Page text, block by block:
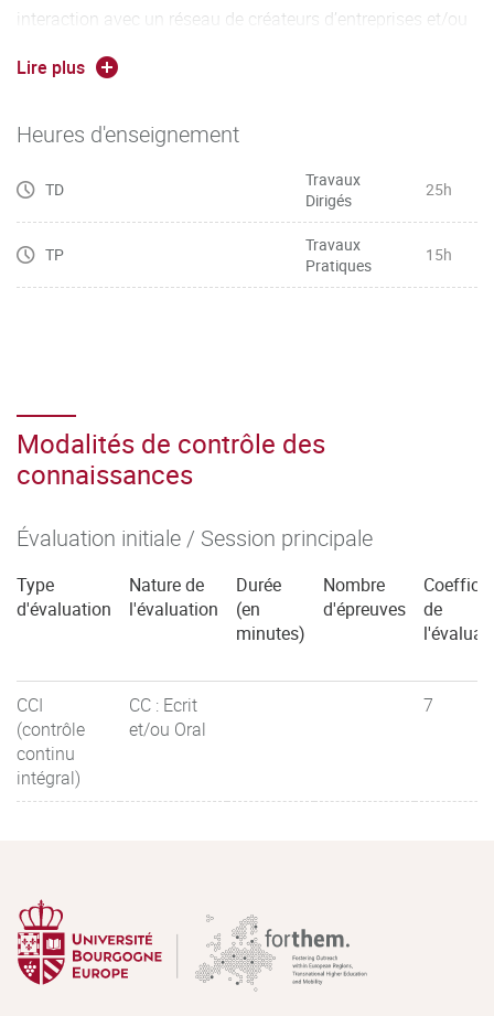
interaction avec un réseau de créateurs d’entreprises et/ou
Lire plus
Heures d'enseignement
TD
Travaux
Dirigés
25h
TP
Travaux
Pratiques
15h
Modalités de contrôle des
connaissances
Évaluation initiale / Session principale
Type
d'évaluation
Nature de
l'évaluation
Durée
(en
minutes)
Nombre
d'épreuves
de
CCI
(contrôle
continu
intégral)
CC : Ecrit
et/ou Oral
7